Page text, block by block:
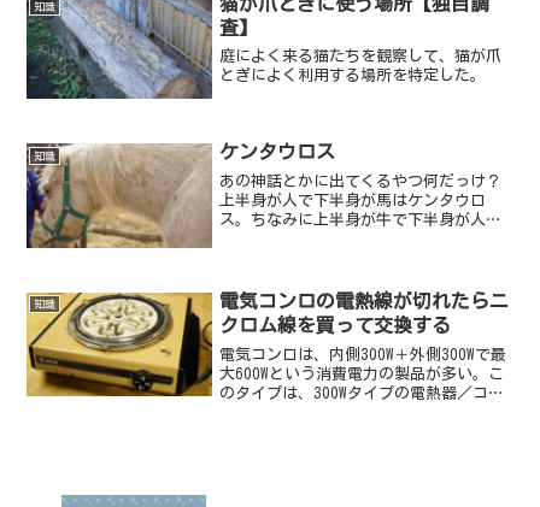
知識
査】
庭によく来る猫たちを観察して、猫が爪
とぎによく利用する場所を特定した。
知識 ケンタウロス
あの神話とかに出てくるやつ何だっけ？
上半身が人で下半身が馬はケンタウロ
ス。ちなみに上半身が牛で下半身が人は
知識
電気コンロの電熱線が切れたらニ
クロム線を買って交換する
電気コンロは、内側300W＋外側300Wで最
大600Wという消費電力の製品が多い。こ
のタイプは、300Wタイプの電熱器／コン